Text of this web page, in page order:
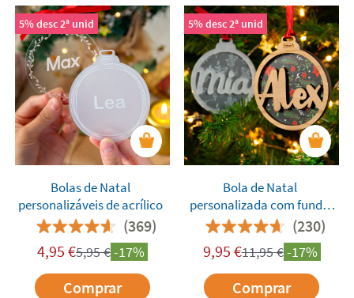
5% desc 2ª unid
Bolas de Natal
personalizáveis de acrílico
(369)
4,95 €5,95€-17%
Comprar
5% desc 2ª unid
Bola de Natal
personalizada com fundo
estampado (230)
9,95 €11,95€-17%
Comprar